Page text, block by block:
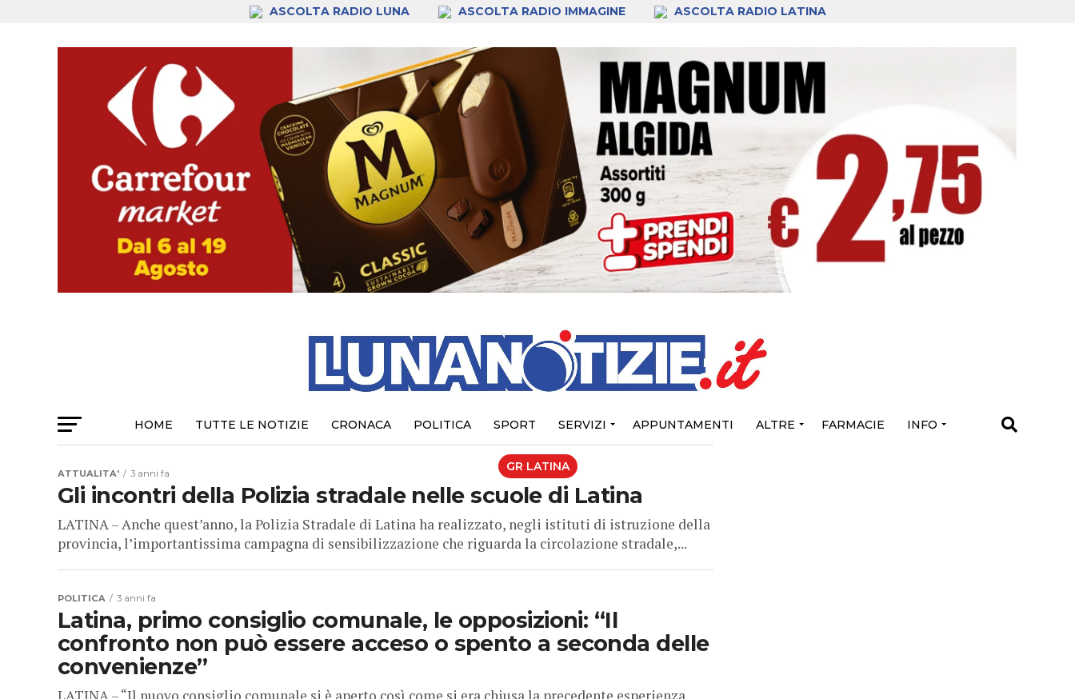
ASCOLTA RADIO LUNA ASCOLTA RADIO IMMAGINE ASCOLTA RADIO LATINA
HOME TUTTE LE NOTIZIE CRONACA POLITICA SPORT SERVIZI APPUNTAMENTI ALTRE FARMACIE INFO
GR LATINA
ATTUALITA' 3 anni fa
Gli incontri della Polizia stradale nelle scuole di Latina
LATINA – Anche quest’anno, la Polizia Stradale di Latina ha realizzato, negli istituti di istruzione della
provincia, l’importantissima campagna di sensibilizzazione che riguarda la circolazione stradale,...
POLITICA 3 anni fa
Latina, primo consiglio comunale, le opposizioni: “Il
confronto non può essere acceso o spento a seconda delle
convenienze”